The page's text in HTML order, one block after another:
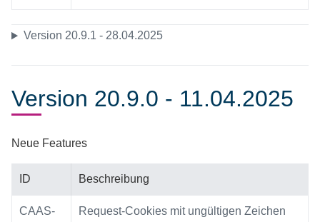
Version 20.9.1 - 28.04.2025
Version 20.9.0 - 11.04.2025
Neue Features
ID Beschreibung
CAAS-
Request-Cookies mit ungültigen Zeichen